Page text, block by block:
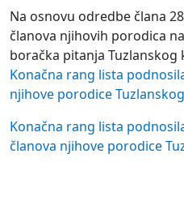
Na osnovu odredbe člana
članova njihovih porodica
boračka pitanja
Konačna rang lista
njihove porodice
Konačna rang lista
članova njihove porodice